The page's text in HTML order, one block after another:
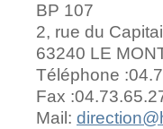
BP 107
2, rue du
63240 LE
Téléphone
Fax
Mail: